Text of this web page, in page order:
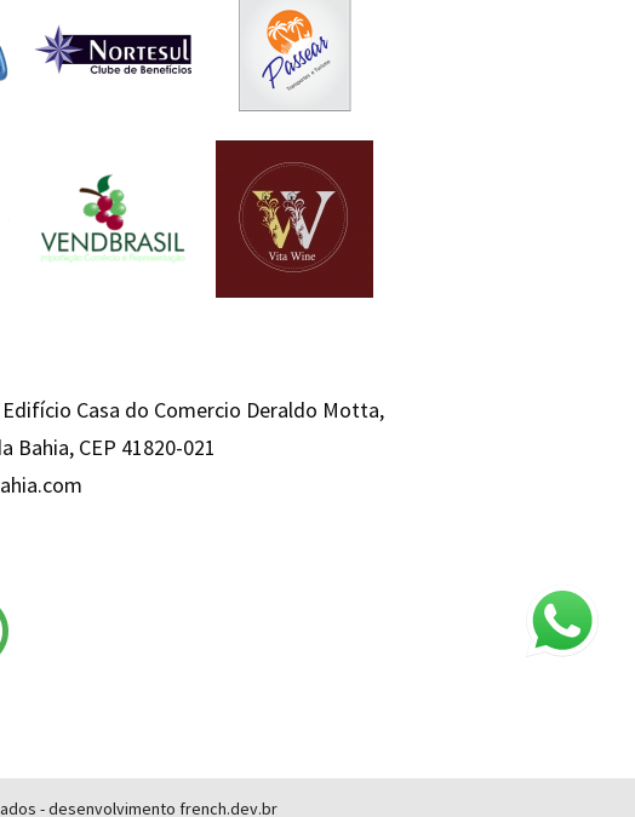
Casa do Comercio Deraldo Motta,
Bahia, CEP 41820-021
- desenvolvimento french.dev.br